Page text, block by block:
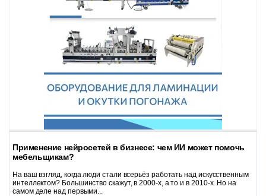
Применение нейросетей в бизнесе: чем ИИ может помочь
мебельщикам?
На ваш взгляд, когда люди стали всерьёз работать над искусственным
интеллектом? Большинство скажут, в 2000-х, а то и в 2010-х. Но на
самом деле над первыми...